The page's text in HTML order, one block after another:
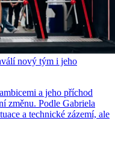
nový tým i jeho
a jeho příchod
změnu. Podle Gabriela
a technické zázemí, ale